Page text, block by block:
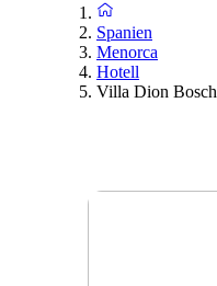
Spanien
Menorca
Hotell
Villa Dion Bosch